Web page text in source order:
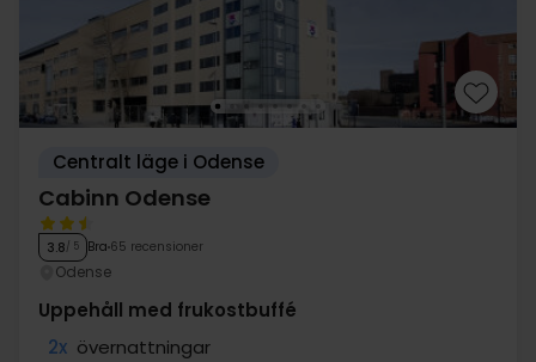
Centralt läge i Odense
Cabinn Odense
3.8/ 5 Bra 65 recensioner
Odense
Uppehåll med frukostbuffé
2x övernattningar